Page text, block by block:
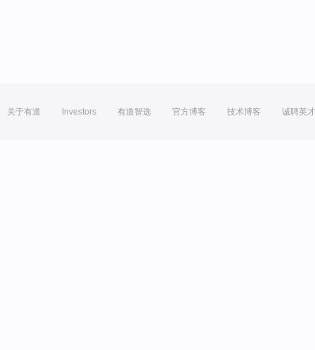
关于有道 Investors 有道智选 官方博客 技术博客 诚聘英才